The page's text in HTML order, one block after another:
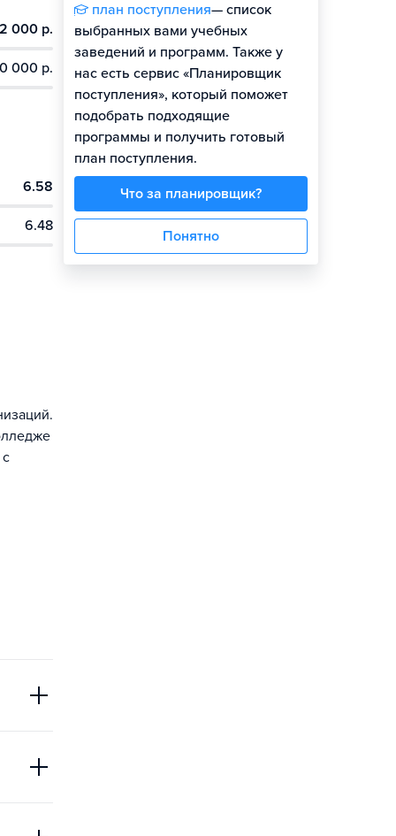
000 р.
000 р.
6.58
6.48
план поступления— список
выбранных вами учебных
заведений и программ. Также у
нас есть сервис «Планировщик
поступления», который поможет
подобрать подходящие
программы и получить готовый
план поступления.
Что за планировщик?
Понятно